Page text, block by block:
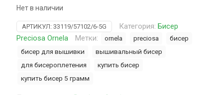
Нет в наличии
АРТИКУЛ: 33119/57102/6-5G Категория: Бисер
Preciosa Ornela
Метки: ornela preciosa
бисер
бисер для вышивки
вышивальный бисер
для бисероплетения
купить бисер
купить бисер 5 грамм